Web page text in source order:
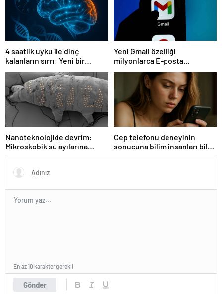
4 saatlik uyku ile dinç
kalanların sırrı: Yeni bir
genetik mutasyon keşfedildi
Yeni Gmail özelliği
milyonlarca E-posta
kullanıcısını saldırıya açık
bırakıyor
Nanoteknolojide devrim:
Mikroskobik su ayılarına
dövme yaptılar
Cep telefonu deneyinin
sonucuna bilim insanları bile
şaşırdı
Gönder
En az 10 karakter gerekli